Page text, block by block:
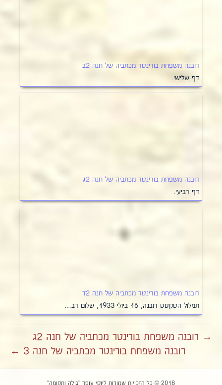
רובנה משפחת בורינטר מכתביה של חנה 2ב
דף שלישי.
רובנה משפחת בורינטר מכתביה של חנה 2ג
דף רביעי.
רובנה משפחת בורינטר מכתביה של חנה 2ד
תמלול הטקסט רובנה, 16 ביולי 1933, שלום רב…
→ רובנה משפחת בורינטר מכתביה של חנה 2ג
רובנה משפחת בורינטר מכתביה של חנה 3 ←
2018 © כל הזכויות שמורות ליוסי עופר "גולה ותקומה"